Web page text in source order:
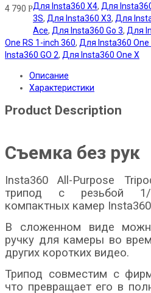
4 790 РДля Insta360 X4, Для
3S, Для Insta360 X3, Для
Ace, Для Insta360 Go 3, Для
One RS 1-inch 360, Для Insta360 One
Insta360 GO 2, Для Insta360 One X
Описание
Характеристики
Product Description
Съемка без рук
Insta360 All-Purpose
трипод с резьбой 1/
компактных камер
В сложенном виде
ручку для камеры во
других коротких видео.
Трипод совместим с
что превращает его в